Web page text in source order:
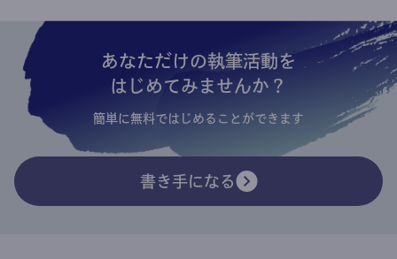
あなただけの執筆活動を
はじめてみませんか？
簡単に無料ではじめることができます
書き手になる